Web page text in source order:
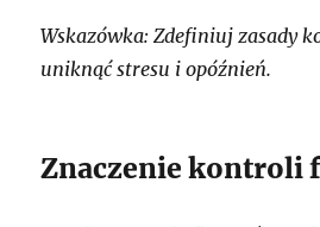
Wskazówka: Zdefiniuj zasady
uniknąć stresu i opóźnień.
Znaczenie kontroli